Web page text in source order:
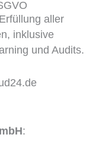
aller
inklusive
und Audits.
: